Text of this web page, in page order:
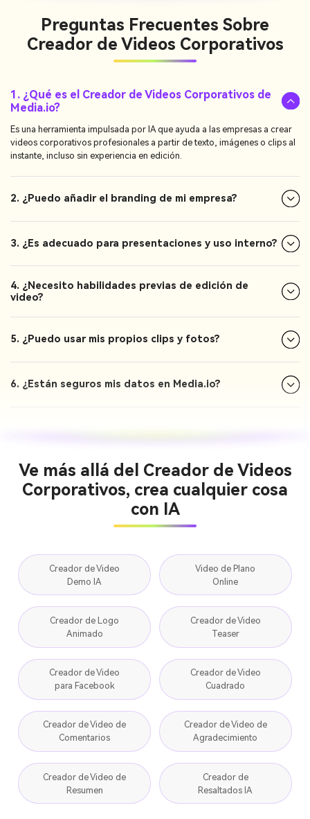
Preguntas Frecuentes Sobre
Creador de Videos Corporativos
1. ¿Qué es el Creador de Videos Corporativos de
Media.io?
Es una herramienta impulsada por IA que ayuda a las empresas a crear
videos corporativos profesionales a partir de texto, imágenes o clips al
instante, incluso sin experiencia en edición.
2. ¿Puedo añadir el branding de mi empresa?
3. ¿Es adecuado para presentaciones y uso interno?
4. ¿Necesito habilidades previas de edición de
video?
5. ¿Puedo usar mis propios clips y fotos?
6. ¿Están seguros mis datos en Media.io?
Ve más allá del Creador de Videos
Corporativos, crea cualquier cosa
con IA
Creador de Video
Demo IA
Video de Plano
Online
Creador de Logo
Animado
Creador de Video
Teaser
Creador de Video
para Facebook
Creador de Video
Cuadrado
Creador de Video de
Comentarios
Creador de Video de
Agradecimiento
Creador de Video de
Resumen
Creador de
Resaltados IA